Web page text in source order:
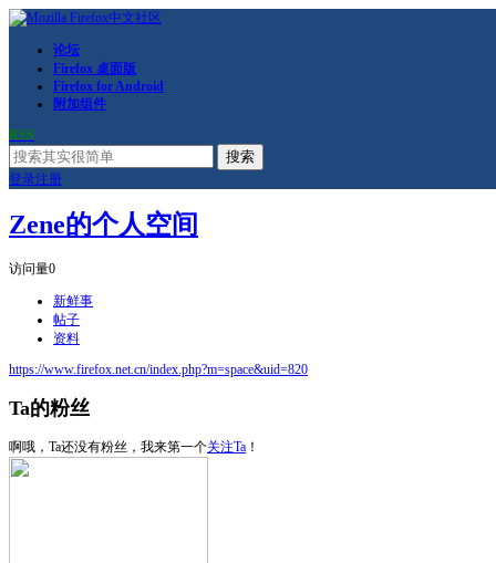
论坛
Firefox 桌面版
Firefox for Android
附加组件
RSS
搜索
登录注册
Zene的个人空间
访问量0
新鲜事
帖子
资料
https://www.firefox.net.cn/index.php?m=space&uid=820
Ta的粉丝
啊哦，Ta还没有粉丝，我来第一个关注Ta ！